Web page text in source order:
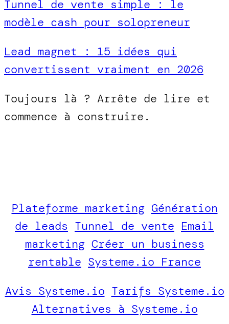
Tunnel de vente simple : le
modèle cash pour solopreneur
Lead magnet : 15 idées qui
convertissent vraiment en 2026
Toujours là ? Arrête de lire et
commence à construire.
Plateforme marketing Génération
de leads Tunnel de vente Email
marketing Créer un business
rentable Systeme.io France
Avis Systeme.io Tarifs Systeme.io
Alternatives à Systeme.io